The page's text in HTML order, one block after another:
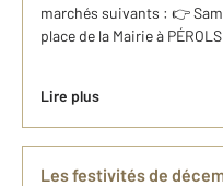
marchés suivants : 👉
place de la Mairie à
Lire plus
Les festivités de